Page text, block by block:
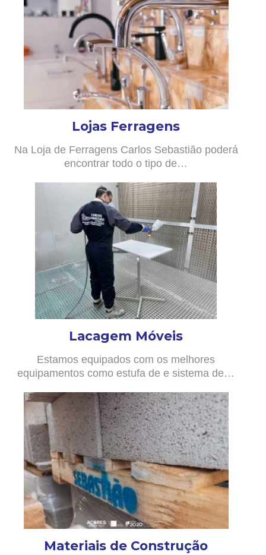
Lojas Ferragens
Na Loja de Ferragens Carlos Sebastião poderá
encontrar todo o tipo de…
Lacagem Móveis
Estamos equipados com os melhores
equipamentos como estufa de e sistema de…
Materiais de Construção